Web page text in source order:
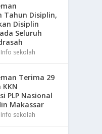
Tahun Disiplin,
Disiplin
Seluruh
Info sekolah
Terima 29
PLP Nasional
Makassar
Info sekolah